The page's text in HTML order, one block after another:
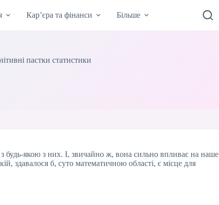
Кар’єра та фінанси Більше
пастки статистики
будь-якою з них. І, звичайно ж, вона сильно впливає на наше
здавалося б, суто математичною області, є місце для